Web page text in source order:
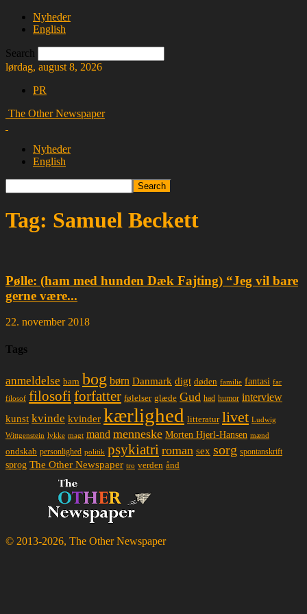
Nyheder
English
Search
lørdag, august 8, 2026
PR
The Other Newspaper
Nyheder
English
Tag: Samuel Beckett
Pølle: (ham med hunden Dæk Fajting) “Jeg vil bare
gerne være...
22. november 2018
Tags
anmeldelse barn bog børn Danmark digt døden familie fantasi far
filosof filosofi forfatter følelser glæde Gud had humor interview
kunst kvinde kvinder kærlighed litteratur livet Ludwig
Wittgenstein lykke magt mand menneske Morten Hjerl-Hansen mænd
ondskab personlighed politik psykiatri roman sex sorg spontanskrift
sprog The Other Newspaper tro verden ånd
© 2013-2026, The Other Newspaper